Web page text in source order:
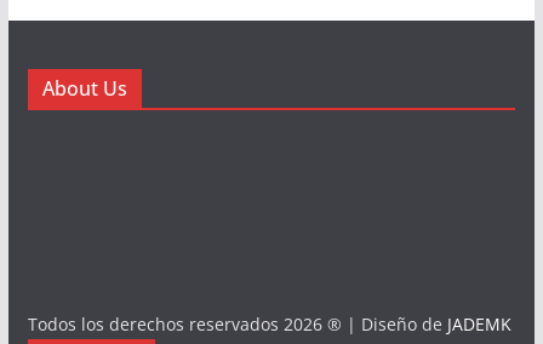
About Us
Todos los derechos reservados 2026 ® | Diseño de JADEMK